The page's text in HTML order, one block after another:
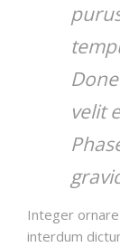
velit
Integer
interdum